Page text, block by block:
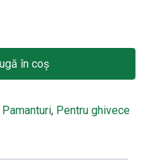
în coș
Pamanturi, Pentru ghivece